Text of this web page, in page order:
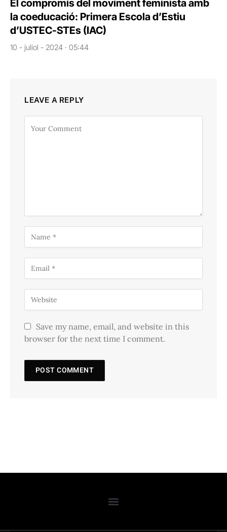
El compromís del moviment feminista amb
la coeducació: Primera Escola d’Estiu
d’USTEC-STEs (IAC)
10 - juliol - 2024 · 05:44
LEAVE A REPLY
Save my name, email, and website in this
browser for the next time I comment.